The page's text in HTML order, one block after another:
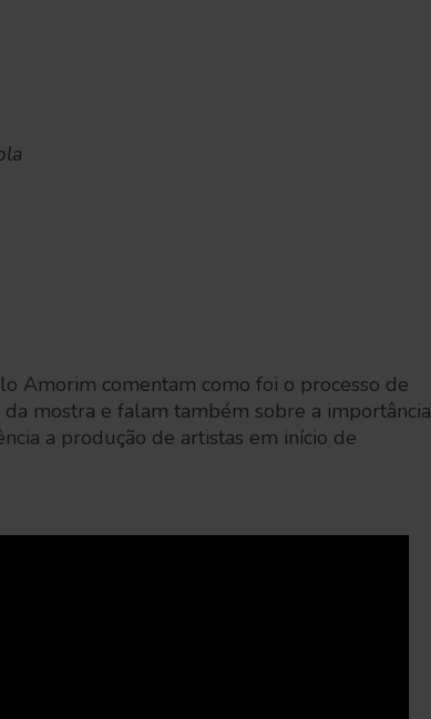
Amorim comentam como foi o processo de
mostra e falam também sobre a importância
a produção de artistas em início de